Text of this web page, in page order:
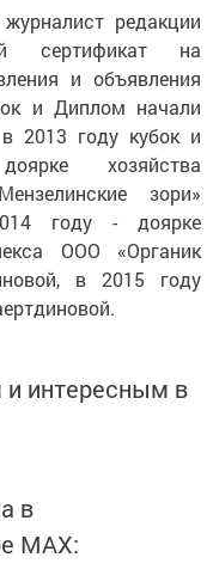
редакции
сертификат на
и объявления
и Диплом начали
2013 году кубок и
хозяйства
зори»
году - доярке
ООО «Органик
в 2015 году
интересным в
в
MАХ: